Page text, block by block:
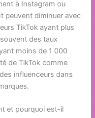
à Instagram ou
peuvent diminuer avec
TikTok ayant plus
des taux
moins de 1 000
de TikTok comme
influenceurs dans
et pourquoi est-il